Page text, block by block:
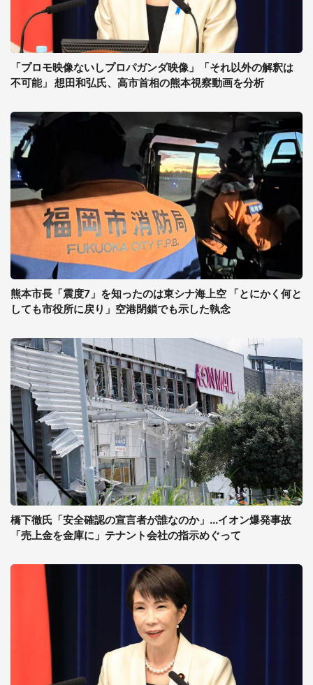
「プロモ映像ないしプロパガンダ映像」「それ以外の解釈は
不可能」 想田和弘氏、高市首相の熊本視察動画を分析
熊本市長「震度7」を知ったのは東シナ海上空 「とにかく何と
しても市役所に戻り」空港閉鎖でも示した執念
橋下徹氏「安全確認の宣言者が誰なのか」...イオン爆発事故
「売上金を金庫に」テナント会社の指示めぐって